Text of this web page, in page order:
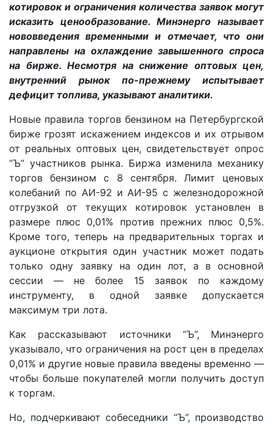
котировок и ограничения количества заявок могут
исказить ценообразование. Минэнерго называет
нововведения временными и отмечает, что они
направлены на охлаждение завышенного спроса
на бирже. Несмотря на снижение оптовых цен,
внутренний рынок по-прежнему испытывает
дефицит топлива, указывают аналитики.
Новые правила торгов бензином на Петербургской
бирже грозят искажением индексов и их отрывом
от реальных оптовых цен, свидетельствует опрос
“Ъ” участников рынка. Биржа изменила механику
торгов бензином с 8 сентября. Лимит ценовых
колебаний по АИ-92 и АИ-95 с железнодорожной
отгрузкой от текущих котировок установлен в
размере плюс 0,01% против прежних плюс 0,5%.
Кроме того, теперь на предварительных торгах и
аукционе открытия один участник может подать
только одну заявку на один лот, а в основной
сессии — не более 15 заявок по каждому
инструменту, в одной заявке допускается
максимум три лота.
Как рассказывают источники “Ъ”, Минэнерго
указывало, что ограничения на рост цен в пределах
0,01% и другие новые правила введены временно —
чтобы больше покупателей могли получить доступ
к торгам.
Но, подчеркивают собеседники “Ъ”, производство